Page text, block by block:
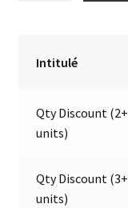
Jokon
07047
Intitulé
Qty Discount (2+
units)
Qty Discount (3+
units)